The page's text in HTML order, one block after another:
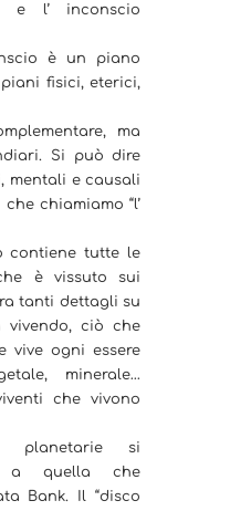
e l’ inconscio
è un piano
fisici, eterici,
ma
Si può dire
mentali e causali
chiamiamo “l’
contiene tutte le
è vissuto sui
tanti dettagli su
ciò che
vive ogni essere
minerale…
che vivono
planetarie si
a quella che
Bank. Il “disco